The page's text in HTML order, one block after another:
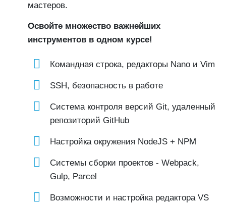
мастеров.
Освойте множество важнейших
инструментов в одном курсе!
Командная строка, редакторы Nano и Vim
SSH, безопасность в работе
Система контроля версий Git, удаленный
репозиторий GitHub
Настройка окружения NodeJS + NPM
Системы сборки проектов - Webpack,
Gulp, Parcel
Возможности и настройка редактора VS